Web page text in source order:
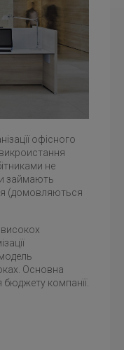
офісного
не
займають
(домовляються
високох
Основна
компанїї.